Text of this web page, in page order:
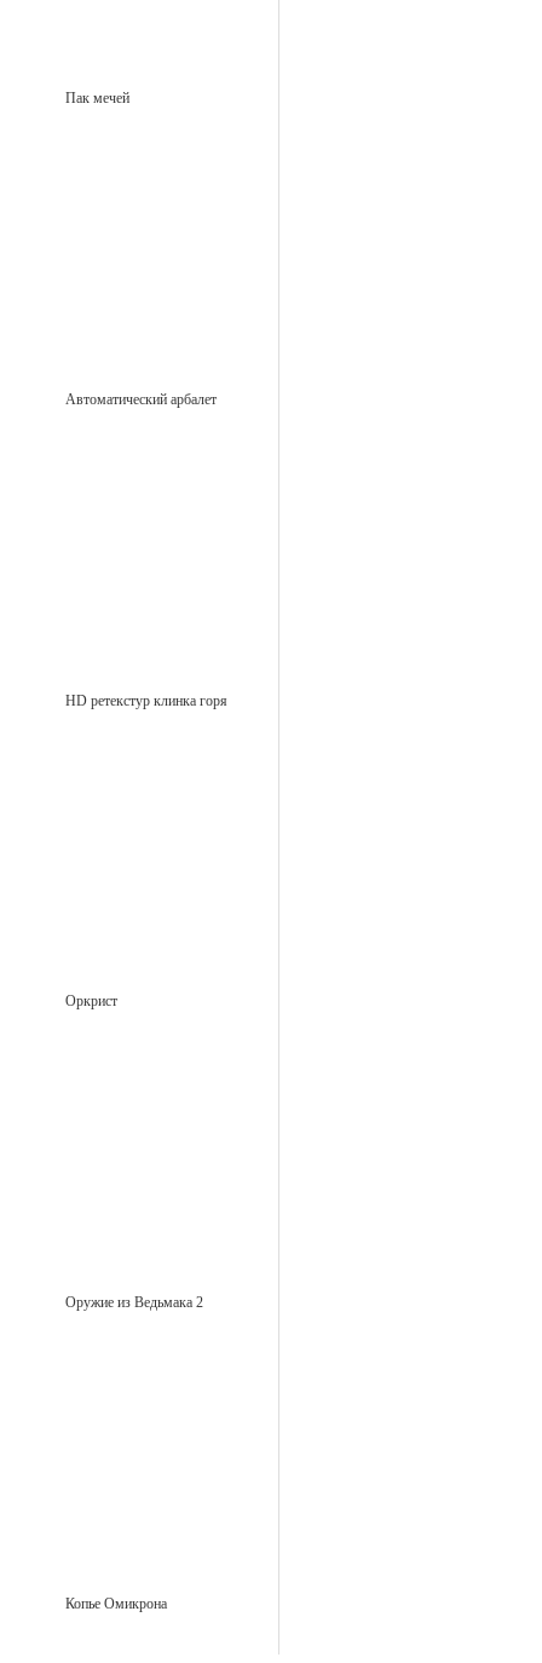
Пак мечей
Автоматический арбалет
HD ретекстур клинка горя
Оркрист
Оружие из Ведьмака 2
Копье Омикрона